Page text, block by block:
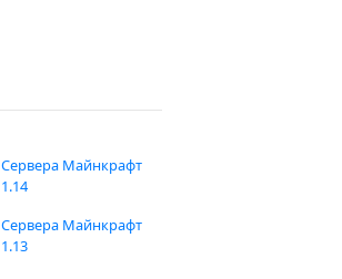
Сервера Майнкрафт
1.14
Сервера Майнкрафт
1.13